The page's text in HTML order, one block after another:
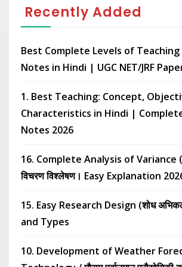
Recently Added
Best Complete Levels of Teaching
Notes in Hindi | UGC NET/JRF
1. Best Teaching: Concept,
Characteristics in Hindi | Complete
Notes 2026
16. Complete Analysis of Variance
विचरण विश्लेषण। Easy Explanation
15. Easy Research Design (शोध
and Types
10. Development of Weather